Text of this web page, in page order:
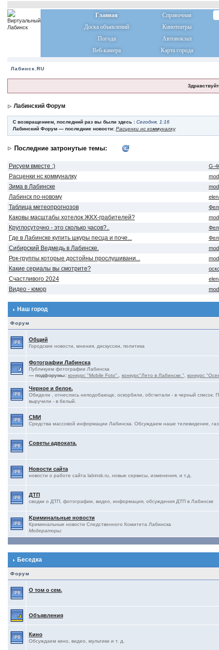
Главная
Справочная
Доска объявлений
Кинотеатры
Погода
Автовокзал
Веб-камера
Карта города
Лабинск.RU
Лабинский Форум
С возвращением, последний раз вы были здесь : Сегодня, 1:16
Лабинский Форум — последние новости: Расценки нс коммуналку
Последние затронутые темы:
Рисуем вместе :) G-
Расценки нс коммуналку
Зима в Лабинске
Лабинск по-новому
Таблица метеопрогнозов
Каковы масштабы хотелок ЖКХ-грабителей?
Круглосуточно - это сколько часов?..
Где в Лабинске купить шкуры песца и поче...
Сибирский Ведмедь в Лабинске.
Рок-группы которые достойны прослушивани...
Какие сериалы вы смотрите?
Счастливого 2024
Видео - юмор
Наш город
Форум
Общий
Городские новости, мнения, дискуссии, политика
Фотографии Лабинска
Публикуем фотографии Лабинска
— подфорумы: конкурс "Mobile Foto". конкурс"Лето в Лабинске." конкурс
Черное и белое.
Обидели , отнеслись неподобающе, оскорбили, обсчитали - в черный список.
выручили - в белый.
СМИ
Средства массовой информации Лабинска. Обсуждаем наше телевидение,
Советы адвоката.
Новости сайта
новости о работе сайта labinsk.ru, новые сервисы, изменения, и т.д.
ДТП
сводки о ДТП, фотографии, видео, информация, обсуждения ДТП в Лабинске
Kриминальные новости
Криминальные новости Следственного Комитета Лабинска
Модераторы:
Беседка
Форум
О том о сем.
Объявления
Кино
Обсуждаем кино, видео, мультики и т. д.